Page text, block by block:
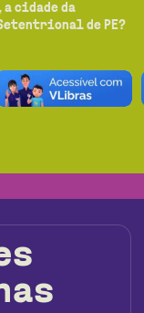
a cidade da
de PE?